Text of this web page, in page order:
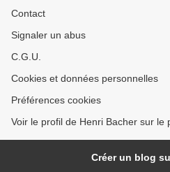
Contact
Signaler un abus
C.G.U.
Cookies et données personnelles
Préférences cookies
Voir le profil de Henri Bacher sur le
Créer un blog